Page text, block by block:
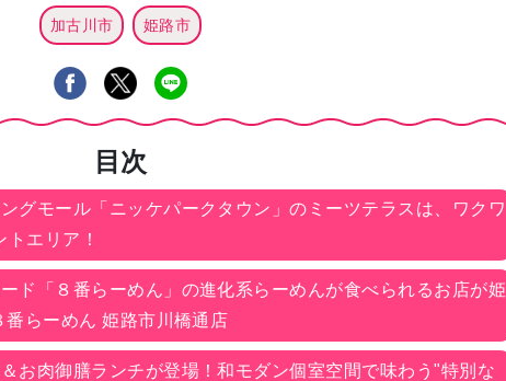
加古川市 姫路市
目次
グモール「ニッケパークタウン」のミーツテラスは、ワクワ
エリア！
ド「８番らーめん」の進化系らーめんが食べられるお店が姫
らーめん 姫路市川橋通店
お肉御膳ランチが登場！和モダン個室空間で味わう"特別な